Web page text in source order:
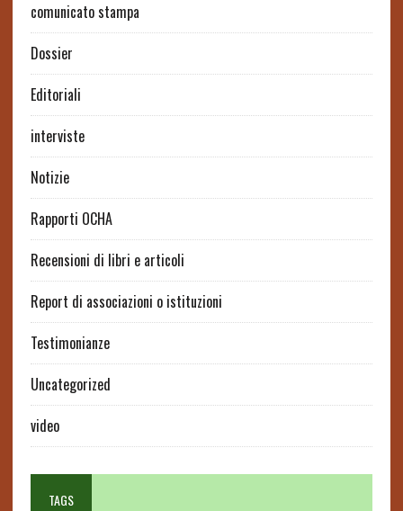
comunicato stampa
Dossier
Editoriali
interviste
Notizie
Rapporti OCHA
Recensioni di libri e articoli
Report di associazioni o istituzioni
Testimonianze
Uncategorized
video
TAGS